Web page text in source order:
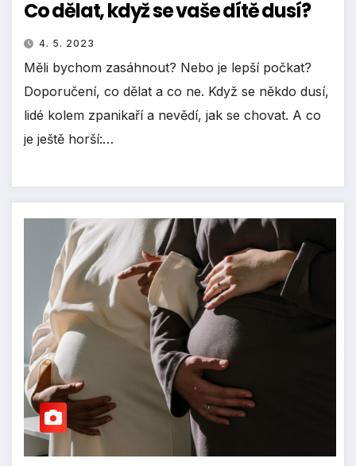
Co dělat, když se vaše dítě dusí?
4. 5. 2023
Měli bychom zasáhnout? Nebo je lepší počkat?
Doporučení, co dělat a co ne. Když se někdo dusí,
lidé kolem zpanikaří a nevědí, jak se chovat. A co
je ještě horší:…